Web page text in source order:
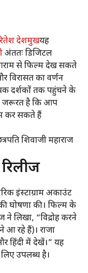
देशमुखयह
अंततः डिजिटल
से फिल्म देख सकते
विरासत का वर्णन
दर्शकों तक पहुंचने के
जरूरत है कि आप
कर सकते हैं
शिवाजी महाराज
इंस्टाग्राम अकाउंट
घोषणा की। फिल्म के
ने लिखा, “विद्रोह करने
आ रहे हैं)। राजा
हिंदी में देखें।” यह
उपलब्ध है।